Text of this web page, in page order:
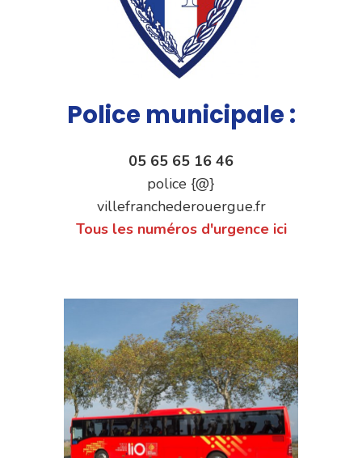
Police municipale :
05 65 65 16 46
police {@}
villefranchederouergue.fr
Tous les numéros d'urgence ici